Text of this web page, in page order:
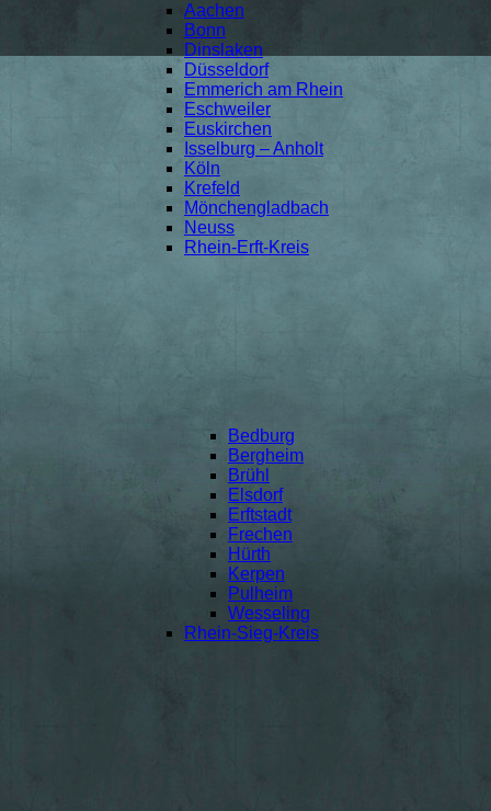
Aachen
Bonn
Dinslaken
Düsseldorf
Emmerich am Rhein
Eschweiler
Euskirchen
Isselburg – Anholt
Köln
Krefeld
Mönchengladbach
Neuss
Rhein-Erft-Kreis
Bedburg
Bergheim
Brühl
Elsdorf
Erftstadt
Frechen
Hürth
Kerpen
Pulheim
Wesseling
Rhein-Sieg-Kreis